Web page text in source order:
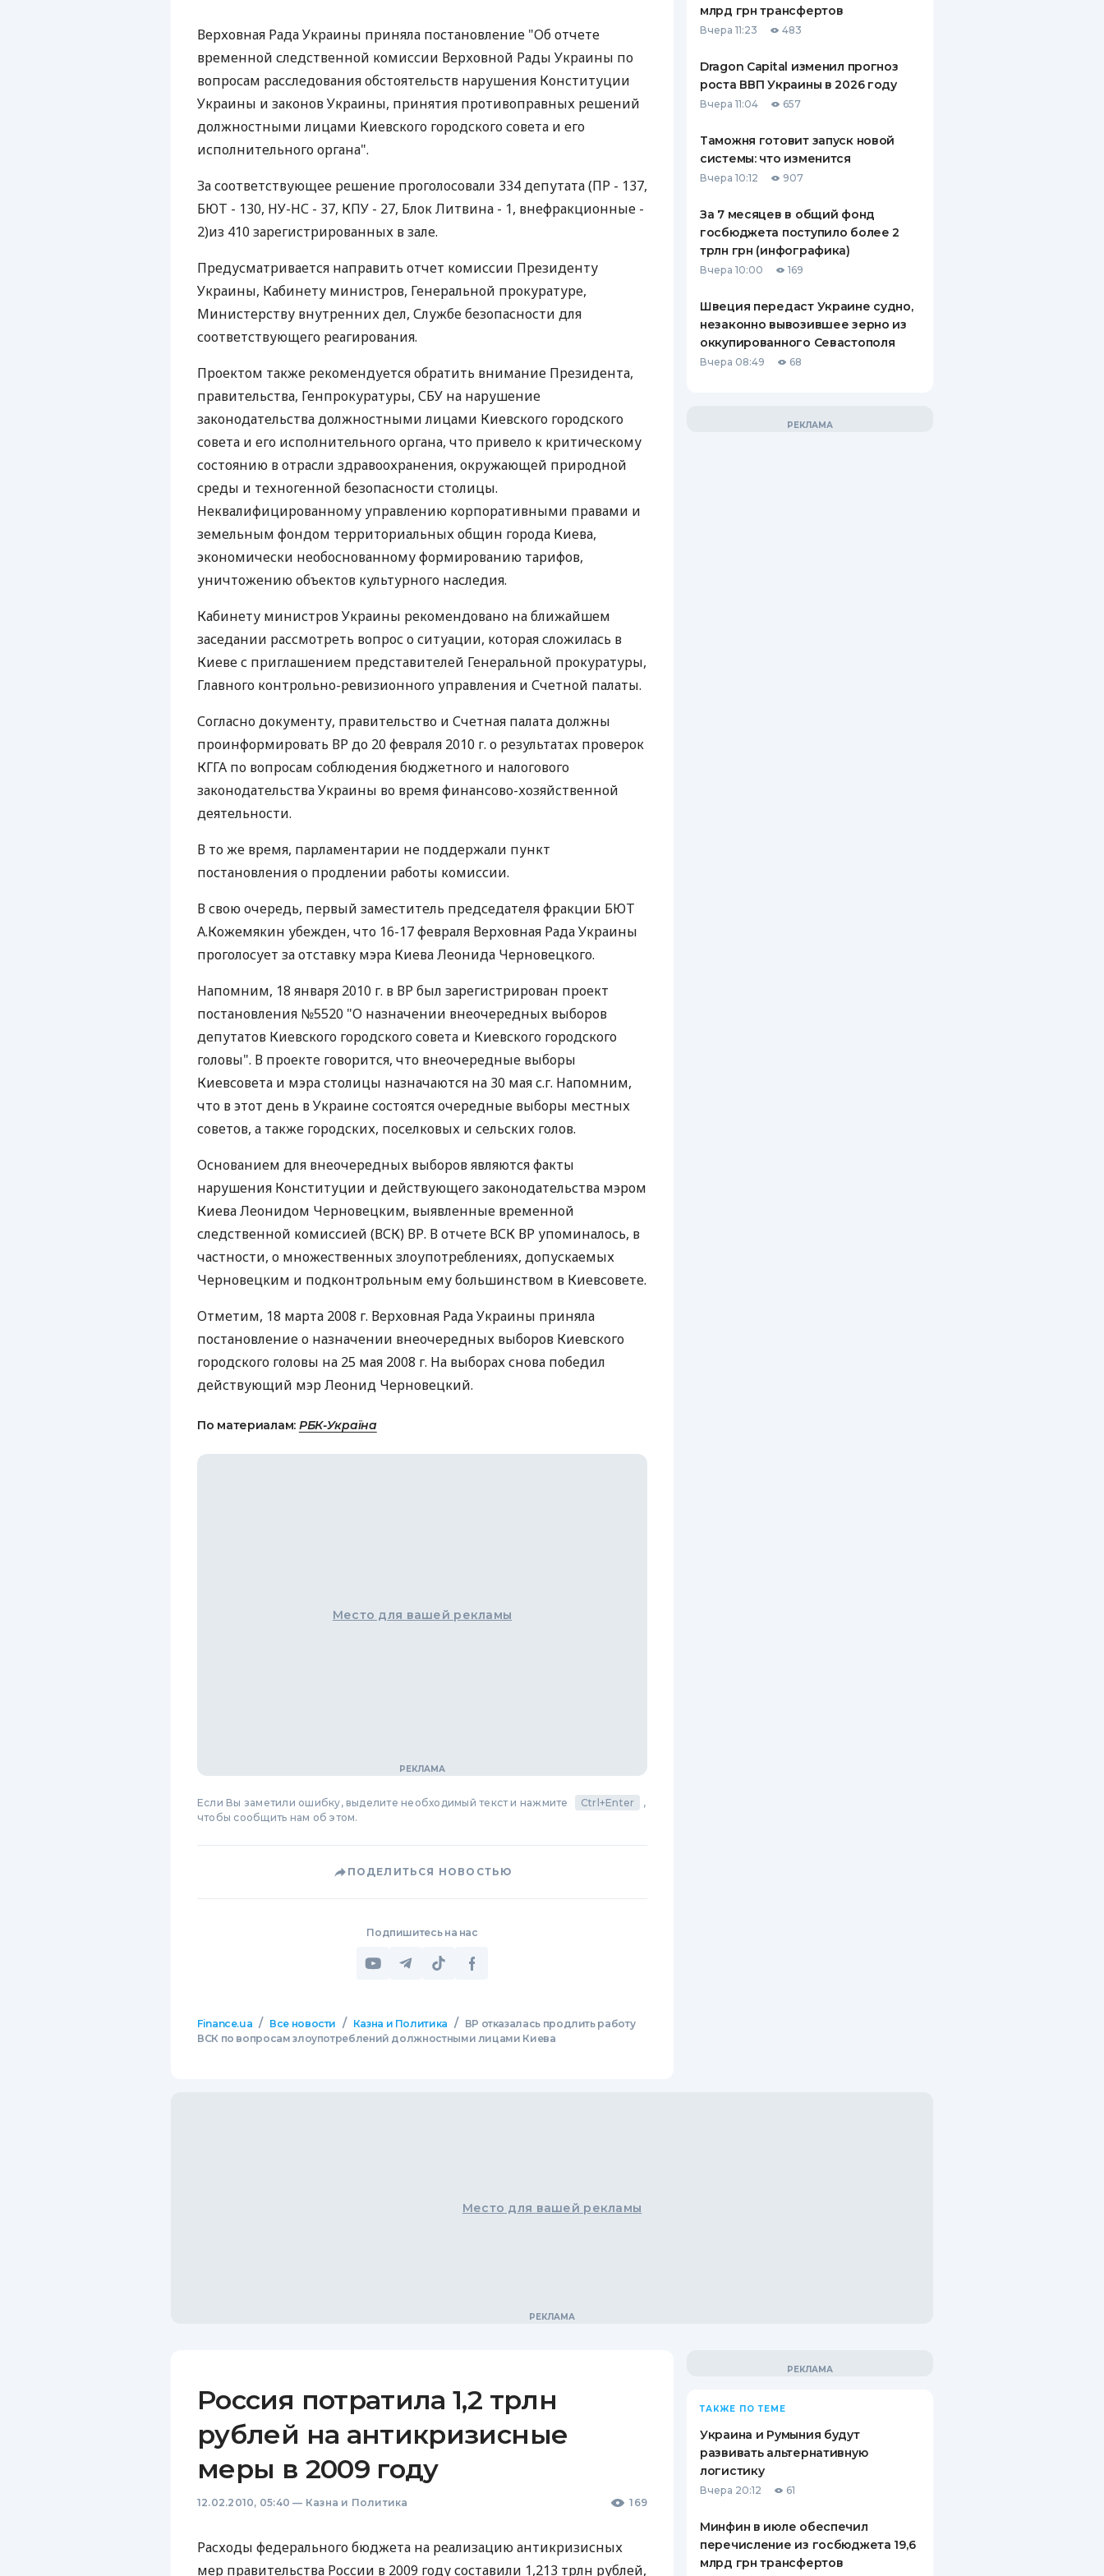
КЕШБЭКА
БАНКОВСКИМ КАРТАМ
ПУТЕВОДИТЕЛИ ПО
ВСЕ СТРАХОВЫЕ ПОЛИСЫ
СТРАХОВЫЕ КОМПАНИИ
ОТЗЫВЫ О СТРАХОВЫХ
КОМПАНИЯХ
КОНТАКТЫ
Верховная Рада Украины приняла постановление "Об отчете
временной следственной комиссии Верховной Рады Украины по
вопросам расследования обстоятельств нарушения Конституции
Украины и законов Украины, принятия противоправных решений
должностными лицами Киевского городского совета и его
исполнительного органа".
За соответствующее решение проголосовали 334 депутата (ПР - 137,
БЮТ - 130, НУ-НС - 37, КПУ - 27, Блок Литвина - 1, внефракционные -
2)из 410 зарегистрированных в зале.
Предусматривается направить отчет комиссии Президенту
Украины, Кабинету министров, Генеральной прокуратуре,
Министерству внутренних дел, Службе безопасности для
соответствующего реагирования.
Проектом также рекомендуется обратить внимание Президента,
правительства, Генпрокуратуры, СБУ на нарушение
законодательства должностными лицами Киевского городского
совета и его исполнительного органа, что привело к критическому
состоянию в отрасли здравоохранения, окружающей природной
среды и техногенной безопасности столицы.
Неквалифицированному управлению корпоративными правами и
земельным фондом территориальных общин города Киева,
экономически необоснованному формированию тарифов,
уничтожению объектов культурного наследия.
Кабинету министров Украины рекомендовано на ближайшем
заседании рассмотреть вопрос о ситуации, которая сложилась в
Киеве с приглашением представителей Генеральной прокуратуры,
Главного контрольно-ревизионного управления и Счетной палаты.
Согласно документу, правительство и Счетная палата должны
проинформировать ВР до 20 февраля 2010 г. о результатах проверок
КГГА по вопросам соблюдения бюджетного и налогового
законодательства Украины во время финансово-хозяйственной
деятельности.
В то же время, парламентарии не поддержали пункт
постановления о продлении работы комиссии.
В свою очередь, первый заместитель председателя фракции БЮТ
А.Кожемякин убежден, что 16-17 февраля Верховная Рада Украины
проголосует за отставку мэра Киева Леонида Черновецкого.
Напомним, 18 января 2010 г. в ВР был зарегистрирован проект
постановления №5520 "О назначении внеочередных выборов
депутатов Киевского городского совета и Киевского городского
головы". В проекте говорится, что внеочередные выборы
Киевсовета и мэра столицы назначаются на 30 мая с.г. Напомним,
что в этот день в Украине состоятся очередные выборы местных
советов, а также городских, поселковых и сельских голов.
Основанием для внеочередных выборов являются факты
нарушения Конституции и действующего законодательства мэром
Киева Леонидом Черновецким, выявленные временной
следственной комиссией (ВСК) ВР. В отчете ВСК ВР упоминалось, в
частности, о множественных злоупотреблениях, допускаемых
Черновецким и подконтрольным ему большинством в Киевсовете.
Отметим, 18 марта 2008 г. Верховная Рада Украины приняла
постановление о назначении внеочередных выборов Киевского
городского головы на 25 мая 2008 г. На выборах снова победил
действующий мэр Леонид Черновецкий.
По материалам: РБК-Україна
Место для вашей рекламы
Если Вы заметили ошибку, выделите необходимый текст и нажмите Ctrl+Enter
,
чтобы сообщить нам об этом.
ПОДЕЛИТЬСЯ НОВОСТЬЮ
Подпишитесь на нас
Finance.ua / Все новости / Казна и Политика /
ВР отказалась продлить работу
ВСК по вопросам злоупотреблений должностными лицами Киева
млрд грн трансфертов
Вчера 11:23 483
Dragon Capital изменил прогноз
роста ВВП Украины в 2026 году
Вчера 11:04 657
Таможня готовит запуск новой
системы: что изменится
Вчера 10:12 907
За 7 месяцев в общий фонд
госбюджета поступило более 2
трлн грн (инфографика)
Вчера 10:00 169
Швеция передаст Украине судно,
незаконно вывозившее зерно из
оккупированного Севастополя
Вчера 08:49 68
Место для вашей рекламы
Россия потратила 1,2 трлн
рублей на антикризисные
меры в 2009 году
12.02.2010, 05:40 — Казна и Политика 169
Расходы федерального бюджета на реализацию антикризисных
мер правительства России в 2009 году составили 1,213 трлн рублей,
ТАКЖЕ ПО ТЕМЕ
Украина и Румыния будут
развивать альтернативную
логистику
Вчера 20:12 61
Минфин в июле обеспечил
перечисление из госбюджета 19,6
млрд грн трансфертов